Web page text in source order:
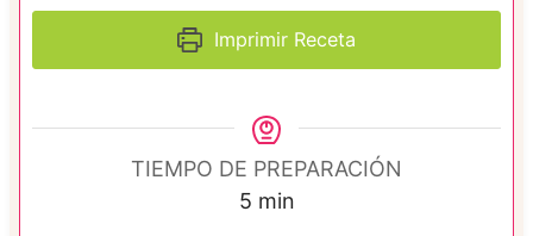
Imprimir Receta
TIEMPO DE PREPARACIÓN
5mmin